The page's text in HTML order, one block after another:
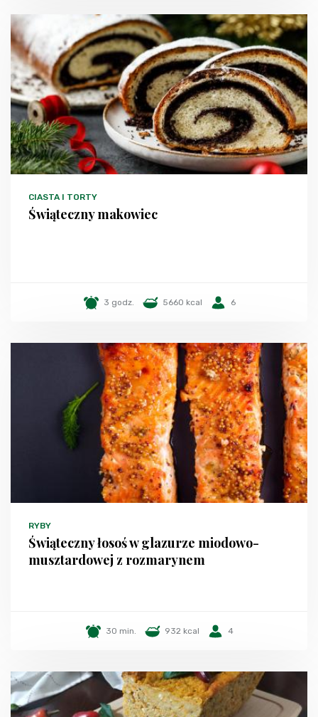
CIASTA I TORTY
Świąteczny makowiec
3 godz. 5660 kcal 6
RYBY
Świąteczny łosoś w glazurze miodowo-
musztardowej z rozmarynem
30 min. 932 kcal 4